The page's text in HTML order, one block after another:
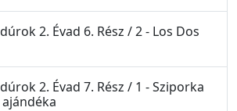
2. Évad 6. Rész / 2 - Los Dos
2. Évad 7. Rész / 1 - Sziporka